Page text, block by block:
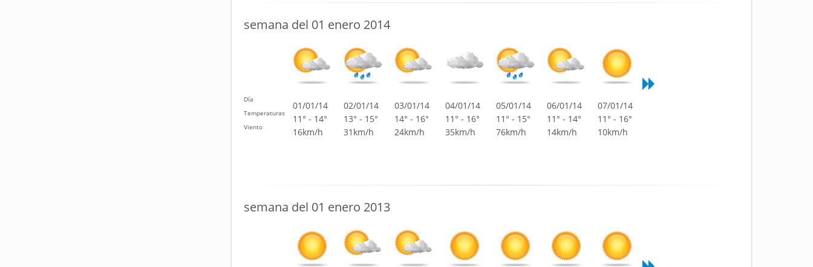
semana del 01 enero 2014
Día
Temperaturas
Viento
01/01/14
11° - 14°
16km/h
02/01/14
13° - 15°
31km/h
03/01/14
14° - 16°
24km/h
04/01/14
11° - 16°
35km/h
05/01/14
11° - 15°
76km/h
06/01/14
11° - 14°
14km/h
07/01/14
11° - 16°
10km/h
semana del 01 enero 2013